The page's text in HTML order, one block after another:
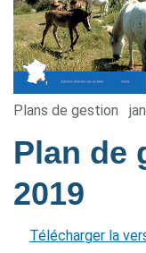
Plans de gestion
Plan de
2019
Télécharger la